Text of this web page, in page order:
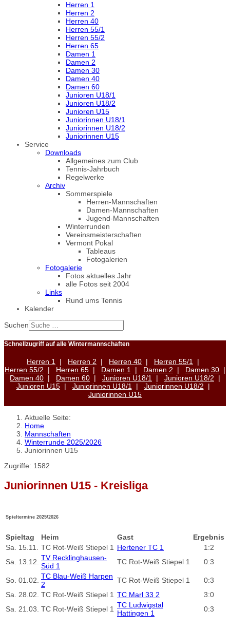
Herren 1
Herren 2
Herren 40
Herren 55/1
Herren 55/2
Herren 65
Damen 1
Damen 2
Damen 30
Damen 40
Damen 60
Junioren U18/1
Junioren U18/2
Junioren U15
Juniorinnen U18/1
Juniorinnen U18/2
Juniorinnen U15
Service
Downloads
Allgemeines zum Club
Tennis-Jahrbuch
Regelwerke
Archiv
Sommerspiele
Herren-Mannschaften
Damen-Mannschaften
Jugend-Mannschaften
Winterrunden
Vereinsmeisterschaften
Vermont Pokal
Tableaus
Fotogalerien
Fotogalerie
Fotos aktuelles Jahr
alle Fotos seit 2004
Links
Rund ums Tennis
Kalender
Suchen
Schnellzugriff auf alle Wintermannschaften
Herren 1 | Herren 2 | Herren 40 | Herren 55/1
|
Herren 55/2 | Herren 65 | Damen 1 | Damen 2 | Damen 30 |
Damen 40 | Damen 60 | Junioren U18/1 | Junioren U18/2 |
Junioren U15| Juniorinnen U18/1 | Juniorinnen U18/2 |
Juniorinnen U15
Aktuelle Seite:
Home
Mannschaften
Winterrunde 2025/2026
Juniorinnen U15
Zugriffe: 1582
Juniorinnen U15 - Kreisliga
Spieltermine 2025/2026
Spieltag Heim Gast
Ergebnis
Sa. 15.11. TC Rot-Weiß Stiepel 1 Hertener TC 1
1:2
Sa. 13.12. TV Recklinghausen-
Süd 1
TC Rot-Weiß Stiepel 1 0:3
So. 01.02. TC Blau-Weiß Harpen
2
TC Rot-Weiß Stiepel 1
0:3
Sa. 28.02. TC Rot-Weiß Stiepel 1 TC Marl 33 2
3:0
Sa. 21.03. TC Rot-Weiß Stiepel 1 TC Ludwigstal
Hattingen 1
0:3